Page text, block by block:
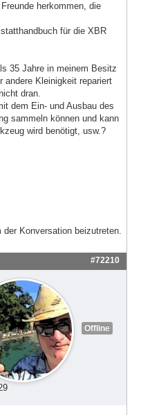
herkommen, die
für die XBR
35 Jahre in meinem Besitz
andere Kleinigkeit repariert
dran.
dem Ein- und Ausbau des
sammeln können und kann
wird benötigt, usw.?
der Konversation beizutreten.
#72210
Offline